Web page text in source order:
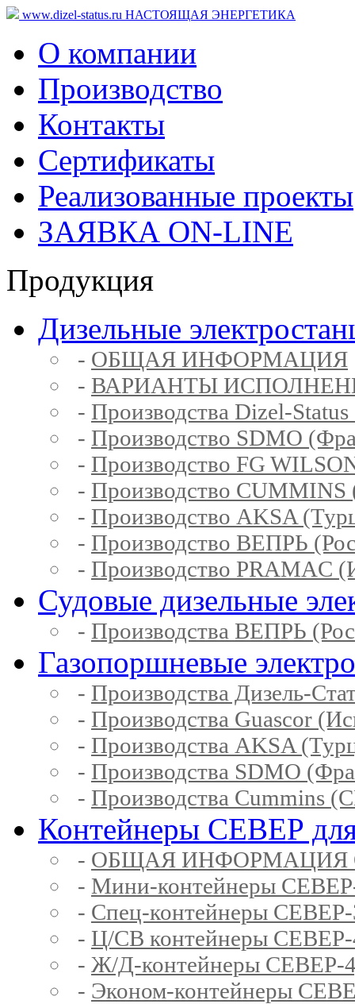
www.dizel-status.ru НАСТОЯЩАЯ ЭНЕРГЕТИКА
О компании
Производство
Контакты
Сертификаты
Реализованные проекты
ЗАЯВКА ON-LINE
Продукция
Дизельные
- ОБЩАЯ ИНФОРМАЦИЯ
- ВАРИАНТЫ
- Производства Dizel-
- Производство SDMO
- Производство FG
- Производство CUMMINS
- Производство AKSA
- Производство ВЕПРЬ
- Производство PRAMAC
Судовые дизельные
- Производства ВЕПРЬ
Газопоршневые
- Производства Дизель-
- Производства Guascor
- Производства AKSA
- Производства SDMO
- Производства Cummins
Контейнеры СЕВЕР для
- ОБЩАЯ ИНФОРМАЦИЯ
- Мини-контейнеры
- Спец-контейнеры
- Ц/СВ контейнеры
- Ж/Д-контейнеры
- Эконом-контейнеры